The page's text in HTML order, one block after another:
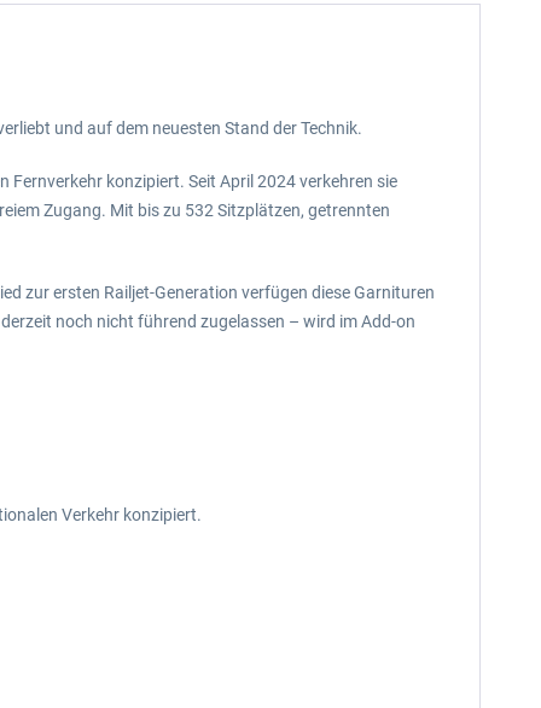
und auf dem neuesten Stand der Technik.
konzipiert. Seit April 2024 verkehren sie
Zugang. Mit bis zu 532 Sitzplätzen, getrennten
zur ersten Railjet-Generation verfügen diese Garnituren
noch nicht führend zugelassen – wird im Add-on
Verkehr konzipiert.